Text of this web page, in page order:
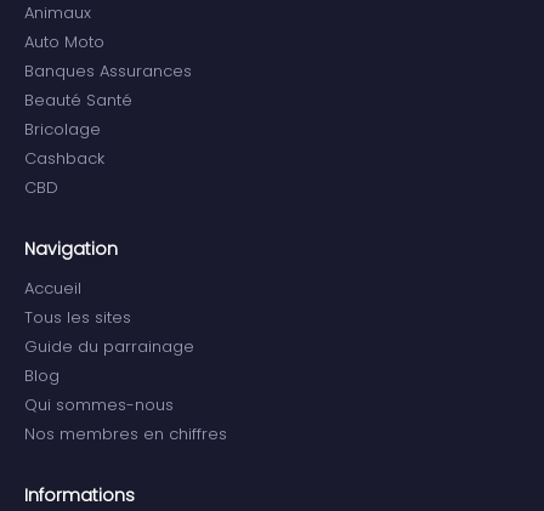
Animaux
Auto Moto
Banques Assurances
Beauté Santé
Bricolage
Cashback
CBD
Navigation
Accueil
Tous les sites
Guide du parrainage
Blog
Qui sommes-nous
Nos membres en chiffres
Informations